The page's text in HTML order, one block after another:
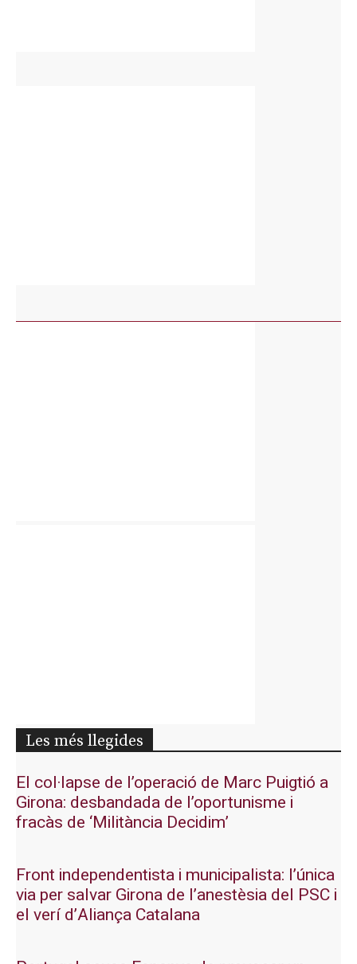
Les més llegides
El col·lapse de l’operació de Marc Puigtió a
Girona: desbandada de l’oportunisme i
fracàs de ‘Militància Decidim’
Front independentista i municipalista: l’única
via per salvar Girona de l’anestèsia del PSC i
el verí d’Aliança Catalana